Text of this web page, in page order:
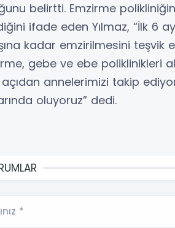
belirtti. Emzirme
ifade eden Yılmaz, “İlk 6
kadar emzirilmesini teşvik
gebe ve ebe poliklinikleri
açıdan annelerimizi takip
oluyoruz” dedi.
*